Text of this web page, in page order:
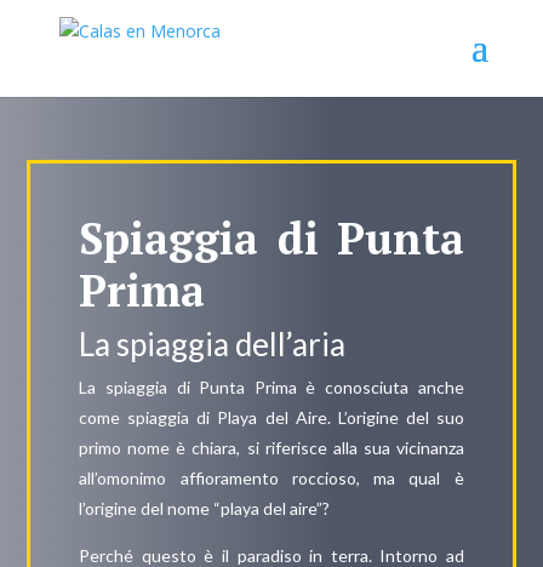
Spiaggia di Punta
Prima
La spiaggia dell’aria
La spiaggia di Punta Prima è conosciuta anche
come spiaggia di Playa del Aire. L’origine del suo
primo nome è chiara, si riferisce alla sua vicinanza
all’omonimo affioramento roccioso, ma qual è
l’origine del nome “playa del aire”?
Perché questo è il paradiso in terra. Intorno ad